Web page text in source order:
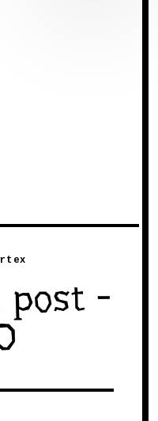
post -